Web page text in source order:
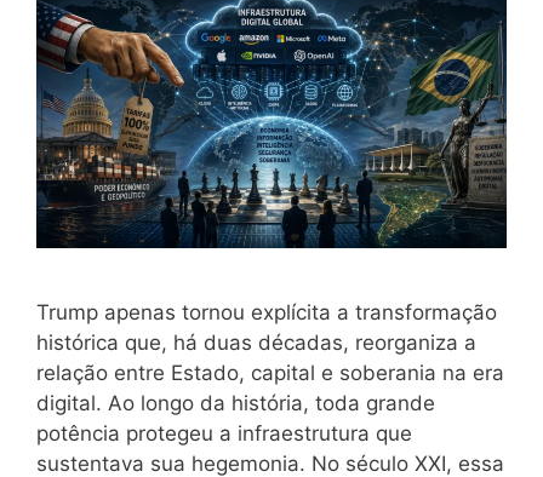
Trump apenas tornou explícita a transformação
histórica que, há duas décadas, reorganiza a
relação entre Estado, capital e soberania na era
digital. Ao longo da história, toda grande
potência protegeu a infraestrutura que
sustentava sua hegemonia. No século XXI, essa